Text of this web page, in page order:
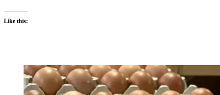
Like this: